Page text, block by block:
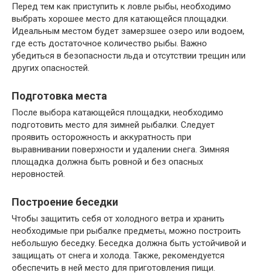
Перед тем как приступить к ловле рыбы, необходимо
выбрать хорошее место для катающейся площадки.
Идеальным местом будет замерзшее озеро или водоем,
где есть достаточное количество рыбы. Важно
убедиться в безопасности льда и отсутствии трещин или
других опасностей.
Подготовка места
После выбора катающейся площадки, необходимо
подготовить место для зимней рыбалки. Следует
проявить осторожность и аккуратность при
выравнивании поверхности и удалении снега. Зимняя
площадка должна быть ровной и без опасных
неровностей.
Построение беседки
Чтобы защитить себя от холодного ветра и хранить
необходимые при рыбалке предметы, можно построить
небольшую беседку. Беседка должна быть устойчивой и
защищать от снега и холода. Также, рекомендуется
обеспечить в ней место для приготовления пищи.